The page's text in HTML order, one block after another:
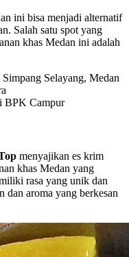
ini bisa menjadi alternatif
Salah satu spot yang
khas Medan ini adalah
Selayang, Medan
BPK Campur
menyajikan es krim
khas Medan yang
rasa yang unik dan
dan aroma yang berkesan